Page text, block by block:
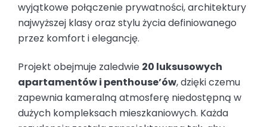
wyjątkowe połączenie prywatności, architektury
najwyższej klasy oraz stylu życia definiowanego
przez komfort i elegancję.
Projekt obejmuje zaledwie 20 luksusowych
apartamentów i penthouse’ów, dzięki czemu
zapewnia kameralną atmosferę niedostępną w
dużych kompleksach mieszkaniowych. Każda